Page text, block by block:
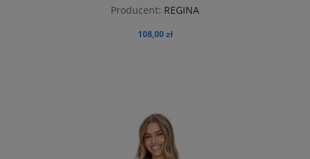
Producent: REGINA
108,00 zł
do koszyka